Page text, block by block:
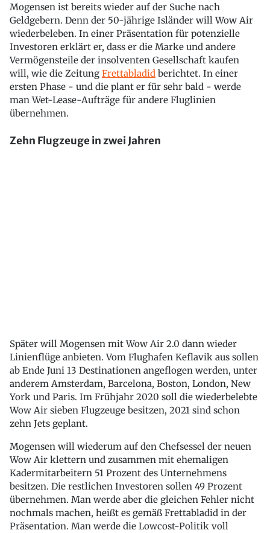
Mogensen ist bereits wieder auf der Suche nach
Geldgebern. Denn der 50-jährige Isländer will Wow Air
wiederbeleben. In einer Präsentation für potenzielle
Investoren erklärt er, dass er die Marke und andere
Vermögensteile der insolventen Gesellschaft kaufen
will, wie die Zeitung Frettabladid berichtet. In einer
ersten Phase - und die plant er für sehr bald - werde
man Wet-Lease-Aufträge für andere Fluglinien
übernehmen.
Zehn Flugzeuge in zwei Jahren
Später will Mogensen mit Wow Air 2.0 dann wieder
Linienflüge anbieten. Vom Flughafen Keflavik aus sollen
ab Ende Juni 13 Destinationen angeflogen werden, unter
anderem Amsterdam, Barcelona, Boston, London, New
York und Paris. Im Frühjahr 2020 soll die wiederbelebte
Wow Air sieben Flugzeuge besitzen, 2021 sind schon
zehn Jets geplant.
Mogensen will wiederum auf den Chefsessel der neuen
Wow Air klettern und zusammen mit ehemaligen
Kadermitarbeitern 51 Prozent des Unternehmens
besitzen. Die restlichen Investoren sollen 49 Prozent
übernehmen. Man werde aber die gleichen Fehler nicht
nochmals machen, heißt es gemäß Frettabladid in der
Präsentation. Man werde die Lowcost-Politik voll